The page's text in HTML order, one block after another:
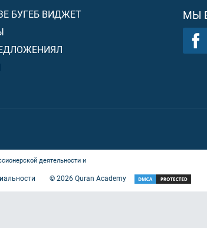
БУГЕБ ВИДЖЕТ
МЫ
деятельности и
©2026Quran Academy